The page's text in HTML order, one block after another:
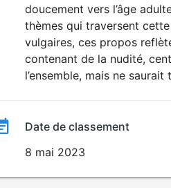
doucement vers l’âge
thèmes qui traversent
vulgaires, ces propos
contenant de la nudité,
l’ensemble, mais ne
Date de classement
8 mai 2023